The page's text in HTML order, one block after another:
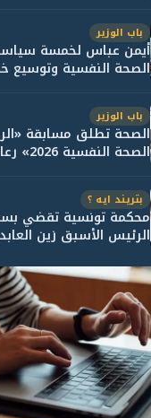
باب الوزير
أيمن عباس لخمسة
الصحة النفسية وتوسيع
باب الوزير
الصحة تطلق
الصحة
بتريند ايه ؟
محكمة تونسية تقضي
الرئيس الأسبق زين